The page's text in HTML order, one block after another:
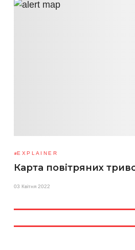
EXPLAINER
Карта повітряних
03 Квітня 2022